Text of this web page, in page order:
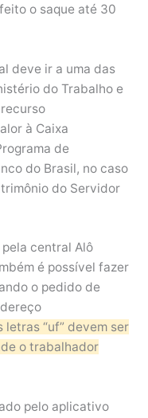
o saque até 30
deve ir a uma das
do Trabalho e
à Caixa
de
do Brasil, no caso
do Servidor
central Alô
é possível fazer
o pedido de
letras “uf” devem ser
o trabalhador
pelo aplicativo